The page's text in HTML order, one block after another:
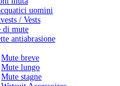
uomini
/ Vests
di mute
antiabrasione
Mute breve
Mute lungo
Mute stagne